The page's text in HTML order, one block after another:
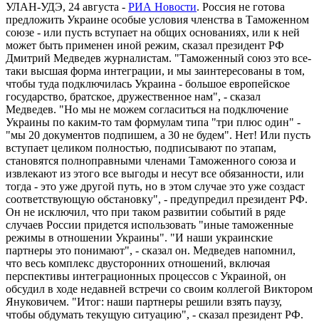
УЛАН-УДЭ, 24 августа - РИА Новости. Россия не готова
предложить Украине особые условия членства в Таможенном
союзе - или пусть вступает на общих основаниях, или к ней
может быть применен иной режим, сказал президент РФ
Дмитрий Медведев журналистам. "Таможенный союз это все-
таки высшая форма интеграции, и мы заинтересованы в том,
чтобы туда подключилась Украина - большое европейское
государство, братское, дружественное нам", - сказал
Медведев. "Но мы не можем согласиться на подключение
Украины по каким-то там формулам типа "три плюс один" -
"мы 20 документов подпишем, а 30 не будем". Нет! Или пусть
вступает целиком полностью, подписывают по этапам,
становятся полноправными членами Таможенного союза и
извлекают из этого все выгоды и несут все обязанности, или
тогда - это уже другой путь, но в этом случае это уже создаст
соответствующую обстановку", - предупредил президент РФ.
Он не исключил, что при таком развитии событий в ряде
случаев России придется использовать "иные таможенные
режимы в отношении Украины". "И наши украинские
партнеры это понимают", - сказал он. Медведев напомнил,
что весь комплекс двусторонних отношений, включая
перспективы интеграционных процессов с Украиной, он
обсудил в ходе недавней встречи со своим коллегой Виктором
Януковичем. "Итог: наши партнеры решили взять паузу,
чтобы обдумать текущую ситуацию", - сказал президент РФ.